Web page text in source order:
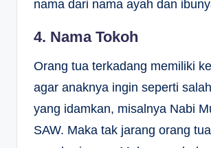
nama dari nama ayah dan
4. Nama Tokoh
Orang tua terkadang memiliki
agar anaknya ingin seperti
yang idamkan, misalnya Nabi
SAW. Maka tak jarang orang